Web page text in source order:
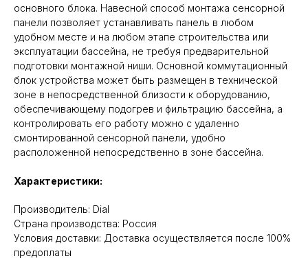
основного блока. Навесной способ монтажа сенсорной
панели позволяет устанавливать панель в любом
удобном месте и на любом этапе строительства или
эксплуатации бассейна, не требуя предварительной
подготовки монтажной ниши. Основной коммутационный
блок устройства может быть размещен в технической
зоне в непосредственной близости к оборудованию,
обеспечивающему подогрев и фильтрацию бассейна, а
контролировать его работу можно с удаленно
смонтированной сенсорной панели, удобно
расположенной непосредственно в зоне бассейна.
Характеристики:
Производитель: Dial
Cтрана производства: Россия
Условия доставки: Доставка осуществляется после 100%
предоплаты